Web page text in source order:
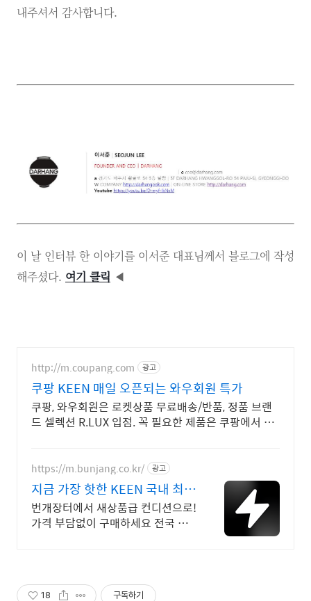
내주셔서 감사합니다.
이 날 인터뷰 한 이야기를 이서준 대표님께서 블로그에 작성
해주셨다. 여기 클릭 ◀
http://m.coupang.com 광고
쿠팡 KEEN 매일 오픈되는 와우회원 특가
쿠팡, 와우회원은 로켓상품 무료배송/반품, 정품 브랜
드 셀렉션 R.LUX 입점. 꼭 필요한 제품은 쿠팡에서 더
https://m.bunjang.co.kr/ 광고
지금 가장 핫한 KEEN 국내 최대
브랜드 중고거래
번개장터에서 새상품급 컨디션으로!
가격 부담없이 구매하세요 전국 각
18 구독하기